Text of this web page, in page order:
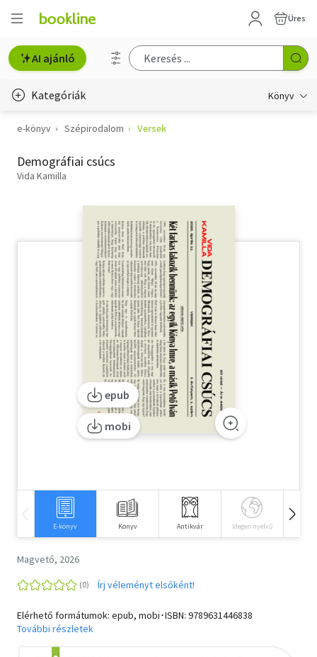
Üres
AI ajánló
Kategóriák Könyv
Életmód, egészség
Erotika
Szótár, nyelvkönyv
Tankönyv, segédkönyv
Társadalomtudomány
Természettudomány
Vallás
e-könyv Szépirodalom Versek
Demográfiai csúcs
Vida Kamilla
epub
mobi
E-könyv Könyv Antikvár Idegen nyelvű
Magvető, 2026
Írj véleményt elsőként!
Elérhető formátumok: epub, mobi･ISBN: 9789631446838
További részletek